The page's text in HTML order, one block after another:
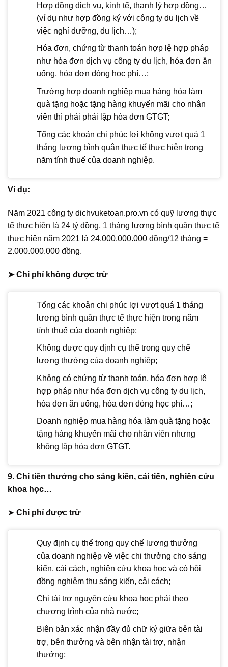
Hợp đồng dịch vụ, kinh tế, thanh lý hợp đồng…
(ví dụ như hợp đồng ký với công ty du lịch về
việc nghỉ dưỡng, du lịch…);
Hóa đơn, chứng từ thanh toán hợp lệ hợp pháp
như hóa đơn dịch vụ công ty du lịch, hóa đơn ăn
uống, hóa đơn đóng học phí…;
Trường hợp doanh nghiệp mua hàng hóa làm
quà tặng hoặc tặng hàng khuyến mãi cho nhân
viên thì phải phải lập hóa đơn GTGT;
Tổng các khoản chi phúc lợi không vượt quá 1
tháng lương bình quân thực tế thực hiện trong
năm tính thuế của doanh nghiệp.
Ví dụ:
Năm 2021 công ty dichvuketoan.pro.vn có quỹ lương thực
tế thực hiện là 24 tỷ đồng, 1 tháng lương bình quân thực tế
thực hiện năm 2021 là 24.000.000.000 đồng/12 tháng =
2.000.000.000 đồng.
➤ Chi phí không được trừ
Tổng các khoản chi phúc lợi vượt quá 1 tháng
lương bình quân thực tế thực hiện trong năm
tính thuế của doanh nghiệp;
Không được quy định cụ thể trong quy chế
lương thưởng của doanh nghiệp;
Không có chứng từ thanh toán, hóa đơn hợp lệ
hợp pháp như hóa đơn dịch vụ công ty du lịch,
hóa đơn ăn uống, hóa đơn đóng học phí…;
Doanh nghiệp mua hàng hóa làm quà tặng hoặc
tặng hàng khuyến mãi cho nhân viên nhưng
không lập hóa đơn GTGT.
9. Chi tiền thưởng cho sáng kiến, cải tiến, nghiên cứu
khoa học…
➤ Chi phí được trừ
Quy định cụ thể trong quy chế lương thưởng
của doanh nghiệp về việc chi thưởng cho sáng
kiến, cải cách, nghiên cứu khoa học và có hội
đồng nghiệm thu sáng kiến, cải cách;
Chi tài trợ nguyên cứu khoa học phải theo
chương trình của nhà nước;
Biên bản xác nhận đầy đủ chữ ký giữa bên tài
trợ, bên thưởng và bên nhận tài trợ, nhận
thưởng;